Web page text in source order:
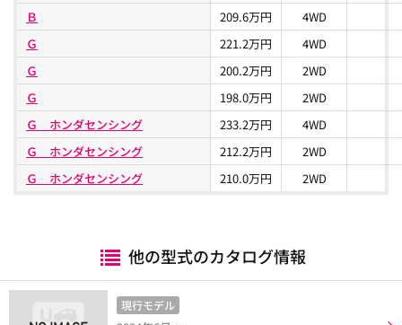
Ｂ
209.6万円
4WD
Ｇ
221.2万円
4WD
Ｇ
200.2万円
2WD
Ｇ
198.0万円
2WD
Ｇ ホンダセンシング
233.2万円
4WD
Ｇ ホンダセンシング
212.2万円
2WD
Ｇ ホンダセンシング
210.0万円 2WD
他の型式のカタログ情報
現行モデル